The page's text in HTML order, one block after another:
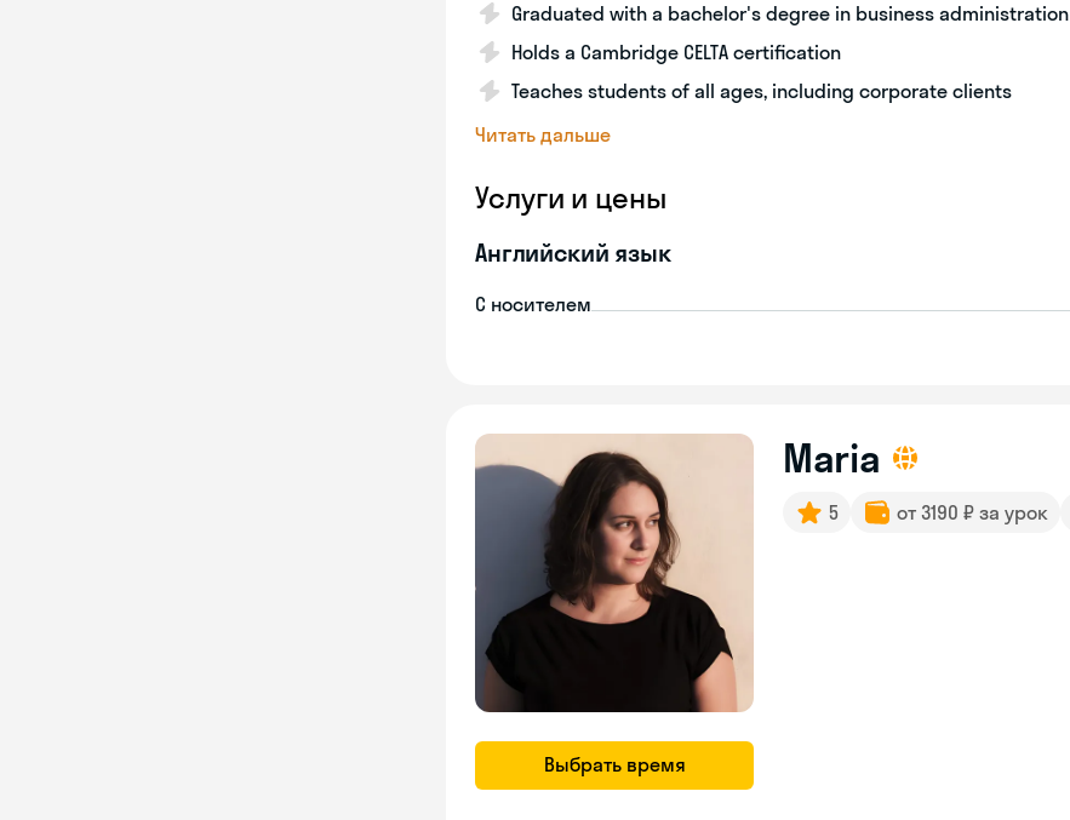
Graduated with a bachelor's degree in business administration
Holds a Cambridge CELTA certification
Teaches students of all ages, including corporate clients
Читать дальше
Услуги и цены
Английский язык
С носителем
Выбрать время
Maria
5 от 3190 ₽ за урок